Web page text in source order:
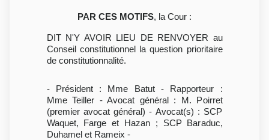
PAR CES MOTIFS, la Cour :
DIT N'Y AVOIR LIEU DE RENVOYER au
Conseil constitutionnel la question prioritaire
de constitutionnalité.
- Président : Mme Batut - Rapporteur :
Mme Teiller - Avocat général : M. Poirret
(premier avocat général) - Avocat(s) : SCP
Waquet, Farge et Hazan ; SCP Baraduc,
Duhamel et Rameix -